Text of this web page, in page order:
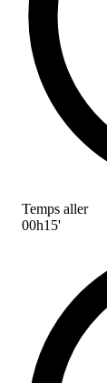
Temps aller
00h15'